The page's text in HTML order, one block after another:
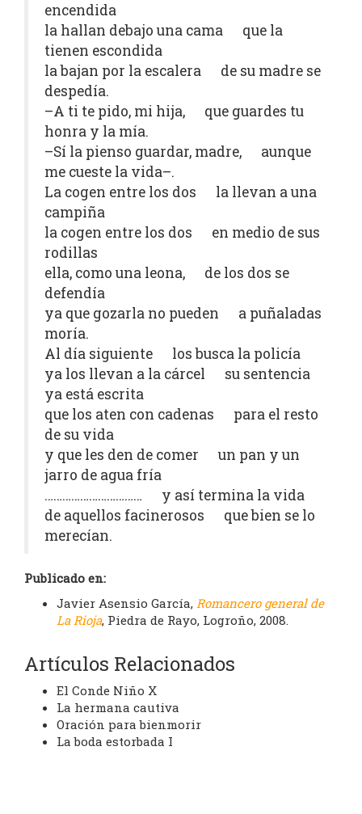
encendida
la hallan debajo una cama que la
tienen escondida
la bajan por la escalera de su madre se
despedía.
–A ti te pido, mi hija, que guardes tu
honra y la mía.
–Sí la pienso guardar, madre, aunque
me cueste la vida–.
La cogen entre los dos la llevan a una
campiña
la cogen entre los dos en medio de sus
rodillas
ella, como una leona, de los dos se
defendía
ya que gozarla no pueden a puñaladas
moría.
Al día siguiente los busca la policía
ya los llevan a la cárcel su sentencia
ya está escrita
que los aten con cadenas para el resto
de su vida
y que les den de comer un pan y un
jarro de agua fría
…………………………… y así termina la vida
de aquellos facinerosos que bien se lo
merecían.
Publicado en:
Javier Asensio García, Romancero general de
La Rioja, Piedra de Rayo, Logroño, 2008.
Artículos Relacionados
El Conde Niño X
La hermana cautiva
Oración para bienmorir
La boda estorbada I